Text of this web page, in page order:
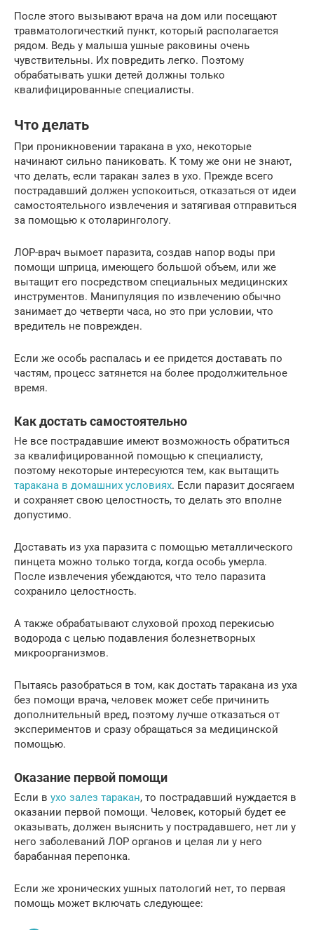
После этого вызывают врача на дом или посещают
травматологичесткий пункт, который располагается
рядом. Ведь у малыша ушные раковины очень
чувствительны. Их повредить легко. Поэтому
обрабатывать ушки детей должны только
квалифицированные специалисты.
Что делать
При проникновении таракана в ухо, некоторые
начинают сильно паниковать. К тому же они не знают,
что делать, если таракан залез в ухо. Прежде всего
пострадавший должен успокоиться, отказаться от идеи
самостоятельного извлечения и затягивая отправиться
за помощью к отоларингологу.
ЛОР-врач вымоет паразита, создав напор воды при
помощи шприца, имеющего большой объем, или же
вытащит его посредством специальных медицинских
инструментов. Манипуляция по извлечению обычно
занимает до четверти часа, но это при условии, что
вредитель не поврежден.
Если же особь распалась и ее придется доставать по
частям, процесс затянется на более продолжительное
время.
Как достать самостоятельно
Не все пострадавшие имеют возможность обратиться
за квалифицированной помощью к специалисту,
поэтому некоторые интересуются тем, как вытащить
таракана в домашних условиях. Если паразит досягаем
и сохраняет свою целостность, то делать это вполне
допустимо.
Доставать из уха паразита с помощью металлического
пинцета можно только тогда, когда особь умерла.
После извлечения убеждаются, что тело паразита
сохранило целостность.
А также обрабатывают слуховой проход перекисью
водорода с целью подавления болезнетворных
микроорганизмов.
Пытаясь разобраться в том, как достать таракана из уха
без помощи врача, человек может себе причинить
дополнительный вред, поэтому лучше отказаться от
экспериментов и сразу обращаться за медицинской
помощью.
Оказание первой помощи
Если в ухо залез таракан, то пострадавший нуждается в
оказании первой помощи. Человек, который будет ее
оказывать, должен выяснить у пострадавшего, нет ли у
него заболеваний ЛОР органов и целая ли у него
барабанная перепонка.
Если же хронических ушных патологий нет, то первая
помощь может включать следующее: